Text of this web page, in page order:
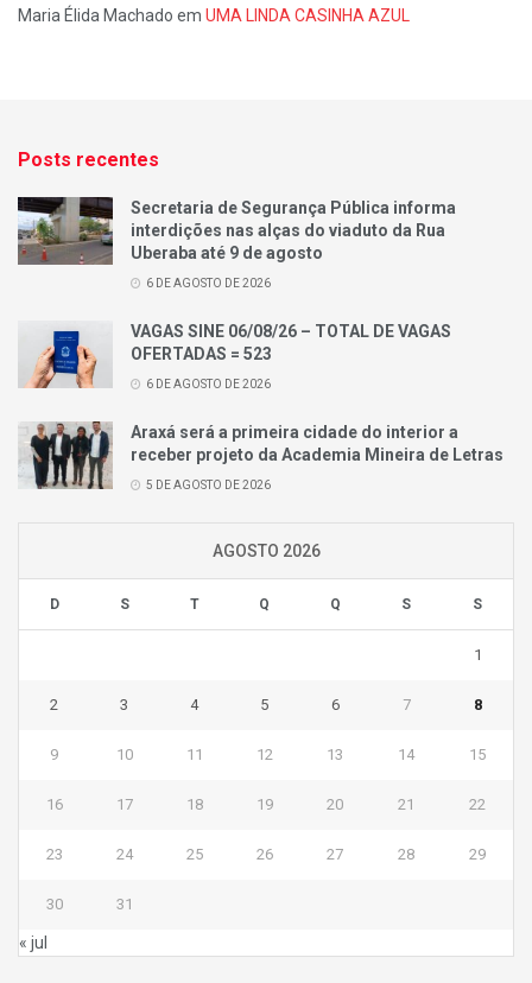
Maria Élida Machado em UMA LINDA CASINHA AZUL
Posts recentes
Secretaria de Segurança Pública informa
interdições nas alças do viaduto da Rua
Uberaba até 9 de agosto
6 DE AGOSTO DE 2026
VAGAS SINE 06/08/26 – TOTAL DE VAGAS
OFERTADAS = 523
6 DE AGOSTO DE 2026
Araxá será a primeira cidade do interior a
receber projeto da Academia Mineira de Letras
5 DE AGOSTO DE 2026
AGOSTO 2026
D S T Q Q S S
1
2 3 4 5 6 7 8
9 10 11 12 13 14 15
16 17 18 19 20 21 22
23 24 25 26 27 28 29
30 31
« jul